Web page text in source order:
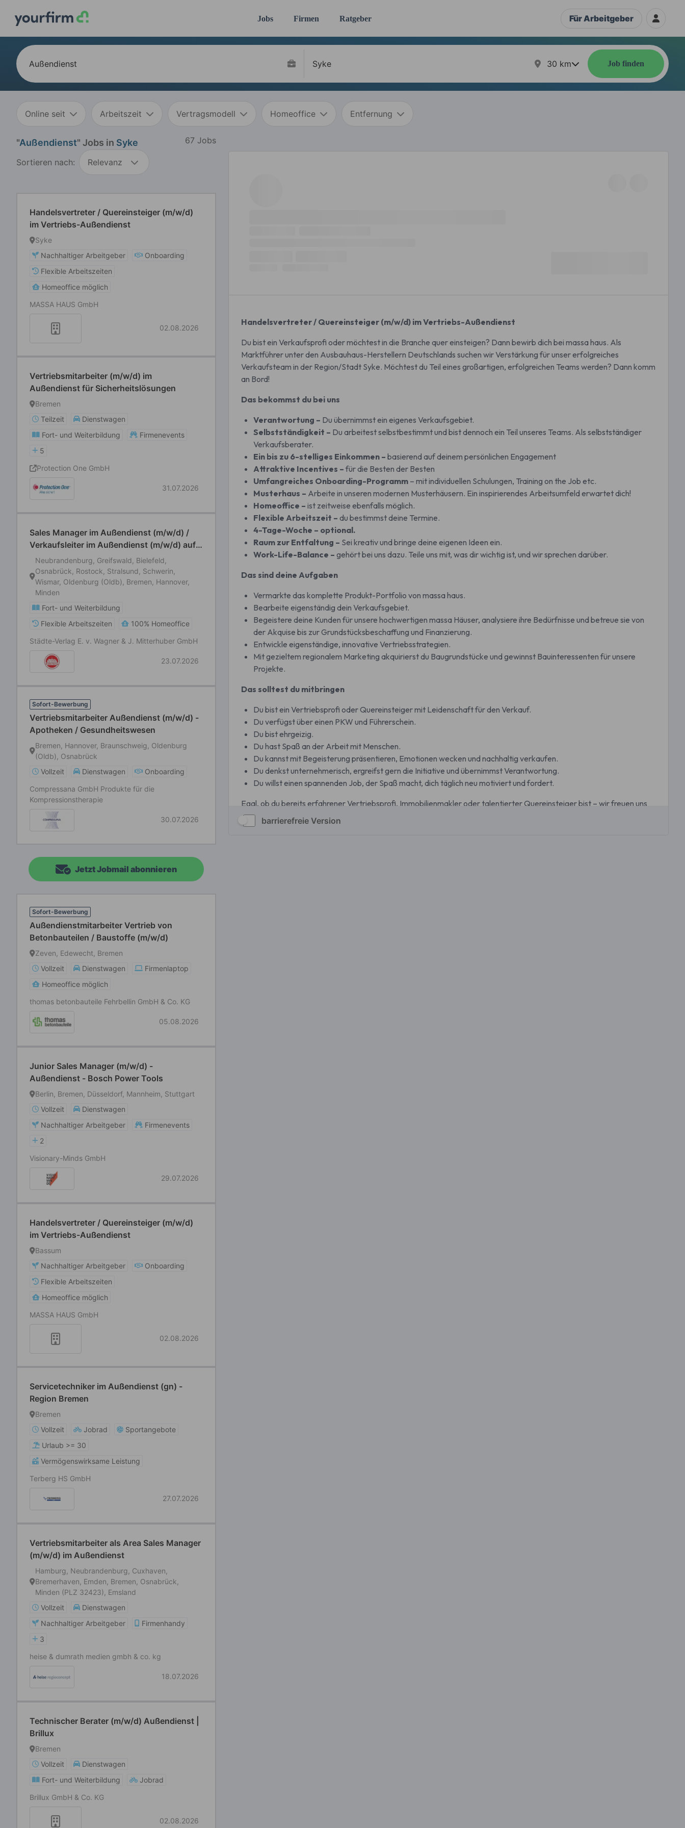
Jobs Firmen Ratgeber Für Arbeitgeber
30 km Job finden
Online seit Arbeitszeit Vertragsmodell Homeoffice Entfernung
"Außendienst" Jobs in Syke 67 Jobs
Sortieren nach: Relevanz
Handelsvertreter / Quereinsteiger (m/w/d)
im Vertriebs-Außendienst
Syke
Nachhaltiger Arbeitgeber
Onboarding
Flexible Arbeitszeiten
Homeoffice möglich
MASSA HAUS GmbH
02.08.2026
Vertriebsmitarbeiter (m/w/d) im
Außendienst für Sicherheitslösungen
Bremen
Teilzeit
Dienstwagen
Fort- und Weiterbildung
Firmenevents
5
Protection One GmbH
31.07.2026
Sales Manager im Außendienst (m/w/d) /
Verkaufsleiter im Außendienst (m/w/d) auf
selbstständiger Basis
Neubrandenburg, Greifswald, Bielefeld,
Osnabrück, Rostock, Stralsund, Schwerin,
Wismar, Oldenburg (Oldb), Bremen, Hannover,
Minden
Fort- und Weiterbildung
Flexible Arbeitszeiten
100% Homeoffice
Städte-Verlag E. v. Wagner & J. Mitterhuber GmbH
23.07.2026
Sofort-Bewerbung
Vertriebsmitarbeiter Außendienst (m/w/d) -
Apotheken / Gesundheitswesen
Bremen, Hannover, Braunschweig, Oldenburg
(Oldb), Osnabrück
Vollzeit
Dienstwagen
Onboarding
Compressana GmbH Produkte für die
Kompressionstherapie
30.07.2026
Jetzt Jobmail abonnieren
Sofort-Bewerbung
Außendienstmitarbeiter Vertrieb von
Betonbauteilen / Baustoffe (m/w/d)
Zeven, Edewecht, Bremen
Vollzeit
Dienstwagen
Firmenlaptop
Homeoffice möglich
thomas betonbauteile Fehrbellin GmbH & Co. KG
05.08.2026
Junior Sales Manager (m/w/d) -
Außendienst - Bosch Power Tools
Berlin, Bremen, Düsseldorf, Mannheim, Stuttgart
Vollzeit
Dienstwagen
Nachhaltiger Arbeitgeber
Firmenevents
2
Visionary-Minds GmbH
29.07.2026
Handelsvertreter / Quereinsteiger (m/w/d)
im Vertriebs-Außendienst
Bassum
Nachhaltiger Arbeitgeber
Onboarding
Flexible Arbeitszeiten
Homeoffice möglich
MASSA HAUS GmbH
02.08.2026
Servicetechniker im Außendienst (gn) -
Region Bremen
Bremen
Vollzeit
Jobrad
Sportangebote
Urlaub >= 30
Vermögenswirksame Leistung
Terberg HS GmbH
27.07.2026
Vertriebsmitarbeiter als Area Sales Manager
(m/w/d) im Außendienst
Hamburg, Neubrandenburg, Cuxhaven,
Bremerhaven, Emden, Bremen, Osnabrück,
Minden (PLZ 32423), Emsland
Vollzeit
Dienstwagen
Nachhaltiger Arbeitgeber
Firmenhandy
3
heise & dumrath medien gmbh & co. kg
18.07.2026
Technischer Berater (m/w/d) Außendienst |
Brillux
Bremen
Vollzeit
Dienstwagen
Fort- und Weiterbildung
Jobrad
Brillux GmbH & Co. KG
02.08.2026
barrierefreie Version